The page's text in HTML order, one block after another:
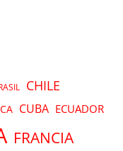
CHILE
CUBA ECUADOR
FRANCIA